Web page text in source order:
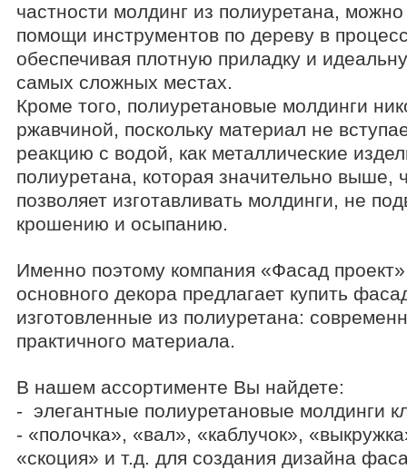
частности молдинг из полиуретана,
помощи инструментов по дереву в
обеспечивая плотную приладку и
самых сложных местах.
Кроме того, полиуретановые молдинги
ржавчиной, поскольку материал не
реакцию с водой, как металлические
полиуретана, которая значительно выше,
позволяет изготавливать молдинги, не
крошению и осыпанию.
Именно поэтому компания «Фасад проект»
основного декора предлагает купить
изготовленные из полиуретана:
практичного материала.
В нашем ассортименте Вы найдете:
- элегантные полиуретановые молдинги
- «полочка», «вал», «каблучок»,
«скоция» и т.д. для создания дизайна